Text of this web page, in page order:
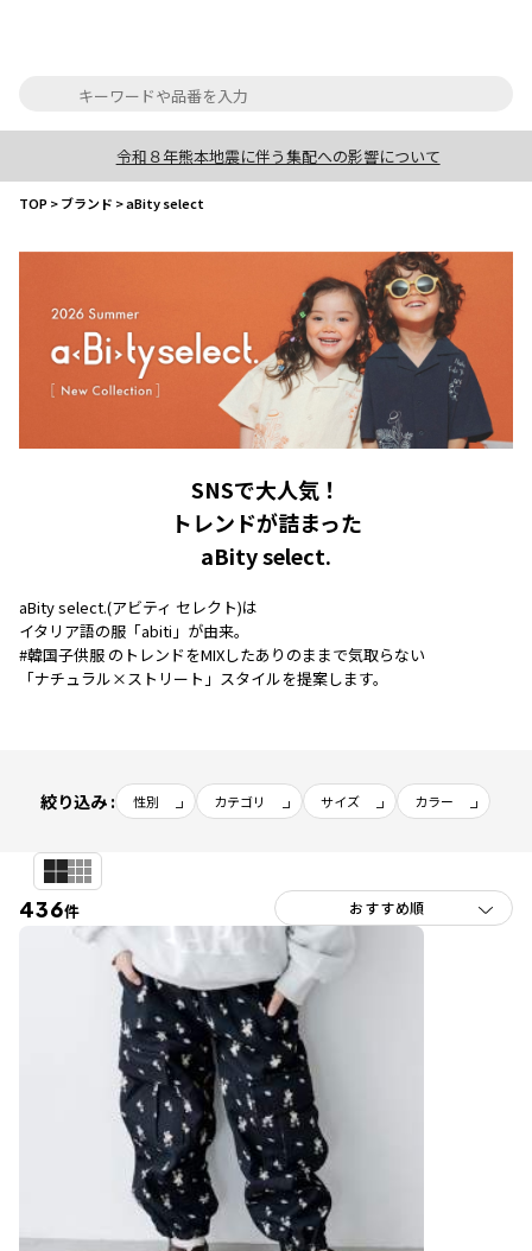
令和８年熊本地震に伴う集配への影響について
TOP>ブランド >aBity select
SNSで大人気！
トレンドが詰まった
aBity select.
aBity select.(アビティ セレクト)は
イタリア語の服「abiti」が由来。
#韓国子供服 のトレンドをMIXしたありのままで気取らない
「ナチュラル×ストリート」スタイルを提案します。
絞り込み : 性別 カテゴリ サイズ カラー
436件